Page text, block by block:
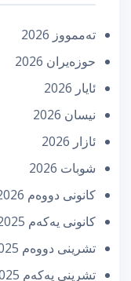
تەممووز 2026
حوزه‌یران 2026
ئایار 2026
نیسان 2026
ئازار 2026
شوبات 2026
كانونی دووه‌م 2026
كانونی یه‌كه‌م 2025
تشرینی دووه‌م 2025
تشرینی یه‌كه‌م 2025